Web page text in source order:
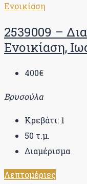
Ενοικίαση
2539009 –
Ενοικίαση,
400€
Βρυσούλα
Κρεβάτι: 1
50 τ.μ.
Διαμέρισμα
Λεπτομέριες